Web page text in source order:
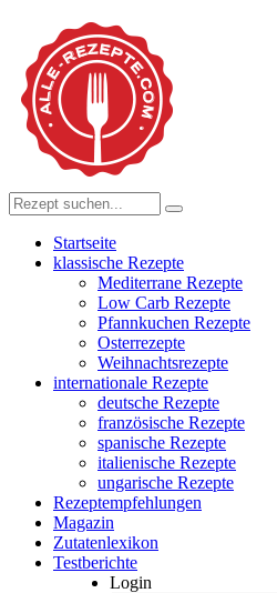
Startseite
klassische Rezepte
Mediterrane Rezepte
Low Carb Rezepte
Pfannkuchen Rezepte
Osterrezepte
Weihnachtsrezepte
internationale Rezepte
deutsche Rezepte
französische Rezepte
spanische Rezepte
italienische Rezepte
ungarische Rezepte
Rezeptempfehlungen
Magazin
Zutatenlexikon
Testberichte
Login